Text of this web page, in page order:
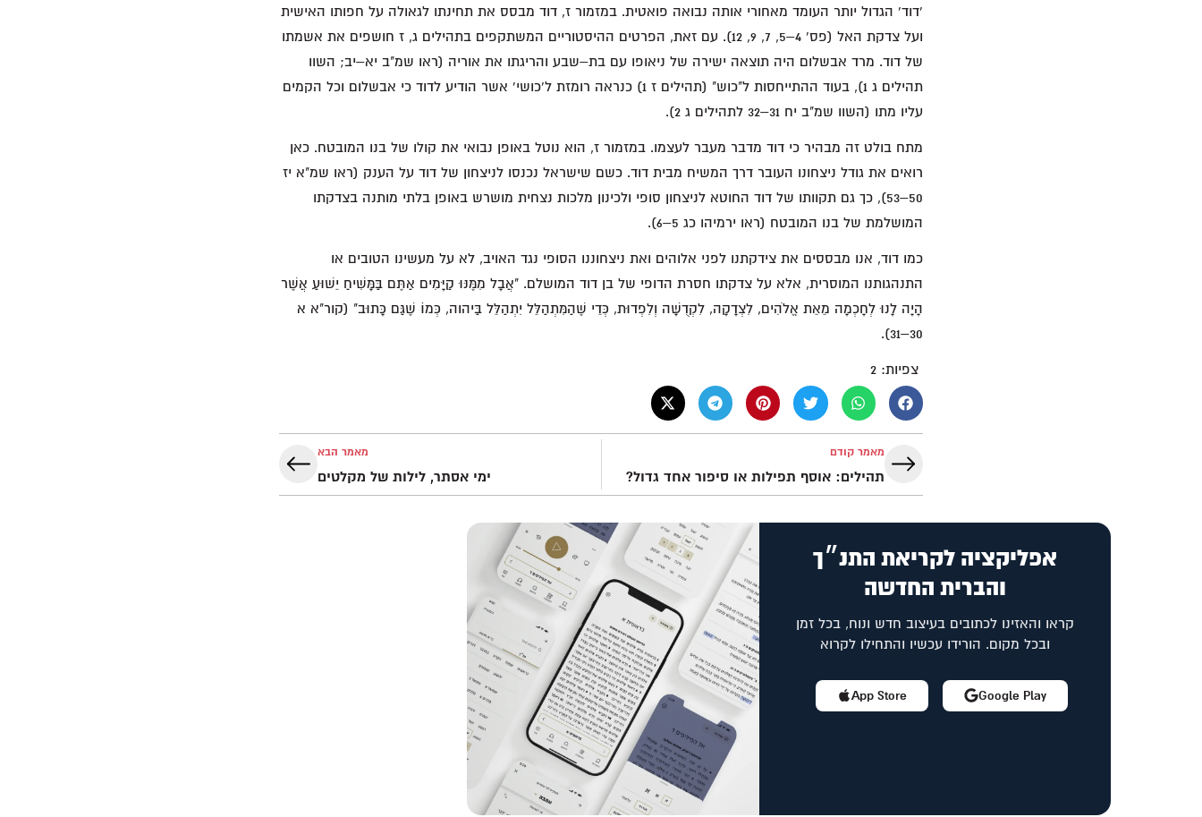
'דוד' הגדול יותר העומד מאחורי אותה נבואה פואטית. במזמור ז, דוד מבסס את תחינתו לגאולה על חפותו האישית
ועל צדקת האל (פס' 4–5, 7, 9, 12). עם זאת, הפרטים ההיסטוריים המשתקפים בתהילים ג, ז חושפים את אשמתו
של דוד. מרד אבשלום היה תוצאה ישירה של ניאופו עם בת–שבע והריגתו את אוריה (ראו שמ"ב יא–יב; השוו
תהילים ג 1), בעוד ההתייחסות ל"כוש" (תהילים ז 1) כנראה רומזת ל'כושי' אשר הודיע לדוד כי אבשלום וכל הקמים
עליו מתו (השוו שמ"ב יח 31–32 לתהילים ג 2).
מתח בולט זה מבהיר כי דוד מדבר מעבר לעצמו. במזמור ז, הוא נוטל באופן נבואי את קולו של בנו המובטח. כאן
רואים את גודל ניצחונו העובר דרך המשיח מבית דוד. כשם שישראל נכנסו לניצחון של דוד על הענק (ראו שמ"א יז
50–53), כך גם תקוותו של דוד החוטא לניצחון סופי ולכינון מלכות נצחית מושרש באופן בלתי מותנה בצדקתו
המושלמת של בנו המובטח (ראו ירמיהו כג 5–6).
כמו דוד, אנו מבססים את צידקתנו לפני אלוהים ואת ניצחוננו הסופי נגד האויב, לא על מעשינו הטובים או
התנהגותנו המוסרית, אלא על צדקתו חסרת הדופי של בן דוד המושלם. "אֲבָל מִמֶּנּוּ קַיָּמִים אַתֶּם בַּמָּשִׁיחַ יֵשׁוּעַ אֲשֶׁר
הָיָה לָנוּ לְחָכְמָה מֵאֵת אֱלֹהִים, לִצְדָקָה, לִקְדֻשָּׁה וְלִפְדוּת, כְּדֵי שֶׁהַמִּתְהַלֵּל יִתְהַלֵּל בַּיהוה, כְּמוֹ שֶׁגַּם כָּתוּב" (קור"א א
30–31).
צפיות: 2
מאמר קודם
תהילים: אוסף תפילות או סיפור אחד גדול?
מאמר הבא
ימי אסתר, לילות של מקלטים
אפליקציה לקריאת התנ״ך
והברית החדשה
קראו והאזינו לכתובים בעיצוב חדש ונוח, בכל זמן
ובכל מקום. הורידו עכשיו והתחילו לקרוא
App Store Google Play